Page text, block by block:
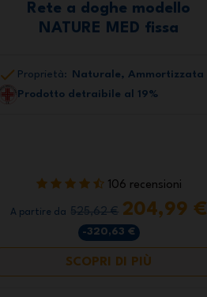
Rete a doghe modello
NATURE MED fissa
Proprietà:
Naturale, Ammortizzata
Prodotto detraibile al 19%
106 recensioni
A partire da 525,62 € 204,99 €
-320,63 €
SCOPRI DI PIÙ